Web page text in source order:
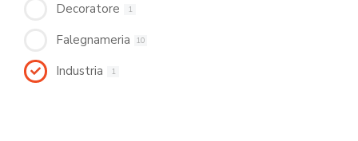
Decoratore 1
Falegnameria 10
Industria 1